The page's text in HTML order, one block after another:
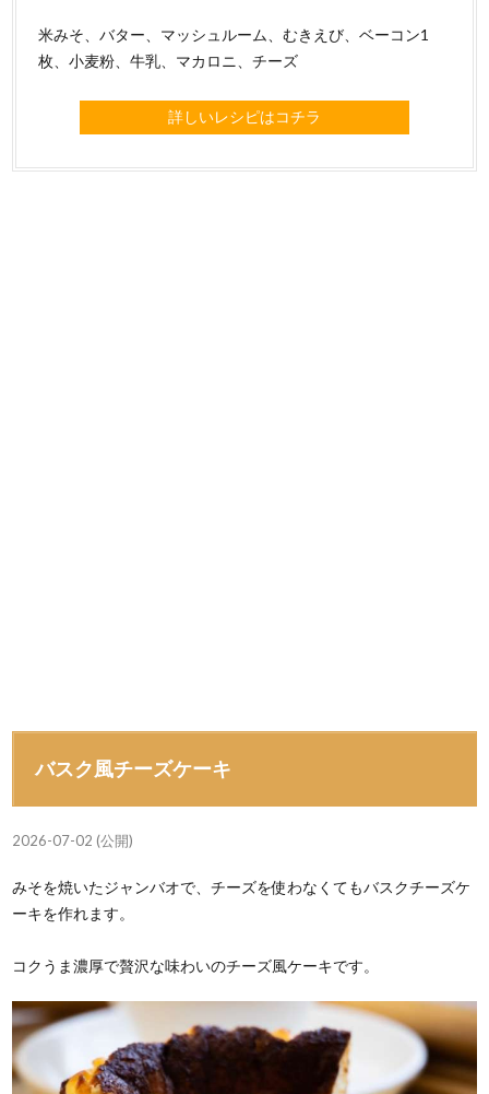
米みそ、バター、マッシュルーム、むきえび、ベーコン1
枚、小麦粉、牛乳、マカロニ、チーズ
詳しいレシピはコチラ
バスク風チーズケーキ
2026-07-02 (公開)
みそを焼いたジャンバオで、チーズを使わなくてもバスクチーズケ
ーキを作れます。
コクうま濃厚で贅沢な味わいのチーズ風ケーキです。